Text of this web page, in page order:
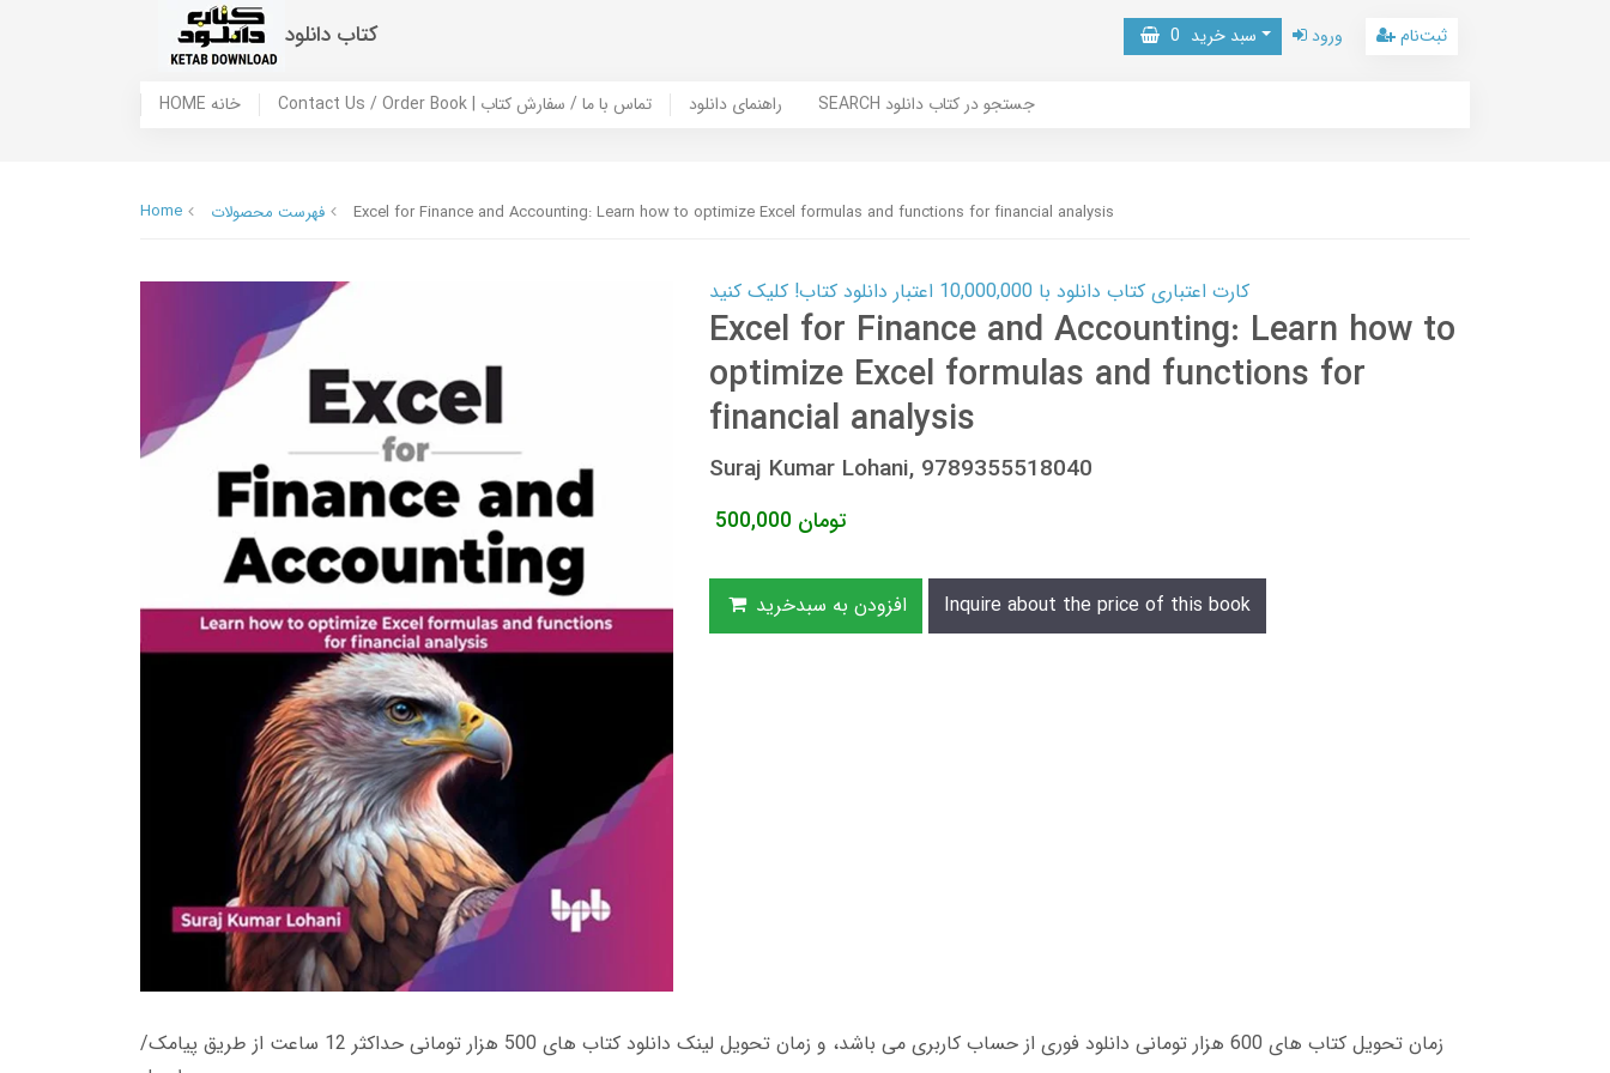
کتاب دانلود سبد خرید 0 ورود ثبت‌نام
HOME خانه Contact Us / Order Book | تماس با ما / سفارش کتاب راهنمای دانلود SEARCH جستجو در کتاب دانلود
Home فهرست محصولات Excel for Finance and Accounting: Learn how to optimize Excel formulas and functions for financial analysis
کارت اعتباری کتاب دانلود با 10,000,000 اعتبار دانلود کتاب! کلیک کنید
Excel for Finance and Accounting: Learn how to
optimize Excel formulas and functions for
financial analysis
Suraj Kumar Lohani, 9789355518040
500,000 تومان
افزودن به سبدخرید Inquire about the price of this book
زمان تحویل کتاب های 600 هزار تومانی دانلود فوری از حساب کاربری می باشد، و زمان تحویل لینک دانلود کتاب های 500 هزار تومانی حداکثر 12 ساعت از طریق پیامک/